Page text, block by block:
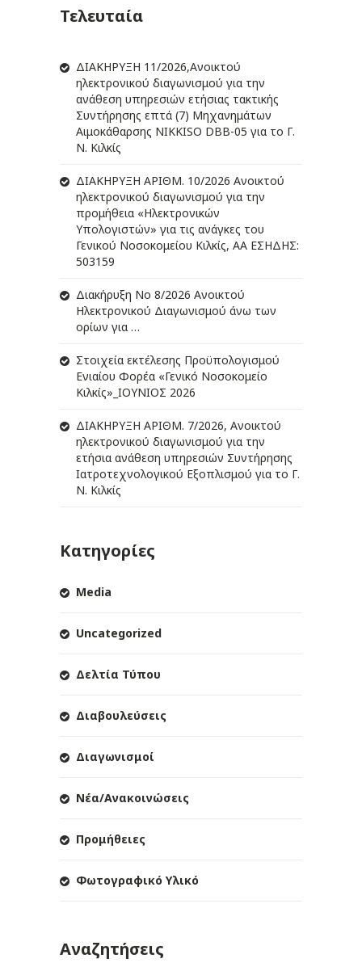
Τελευταία
ΔIΑΚΗΡΥΞΗ 11/2026,Ανοικτού
ηλεκτρονικού διαγωνισμού για την
ανάθεση υπηρεσιών ετήσιας τακτικής
Συντήρησης επτά (7) Μηχανημάτων
Αιμοκάθαρσης NIKKISO DBB-05 για το Γ.
Ν. Κιλκίς
ΔIΑΚΗΡΥΞΗ ΑΡIΘΜ. 10/2026 Ανοικτού
ηλεκτρονικού διαγωνισμού για την
προμήθεια «Ηλεκτρονικών
Υπολογιστών» για τις ανάγκες του
Γενικού Νοσοκομείου Κιλκίς, ΑΑ ΕΣΗΔΗΣ:
503159
Διακήρυξη Νο 8/2026 Ανοικτού
Ηλεκτρονικού Διαγωνισμού άνω των
ορίων για …
Στοιχεία εκτέλεσης Προϋπολογισμού
Ενιαίου Φορέα «Γενικό Νοσοκομείο
Κιλκίς»_ΙΟΥΝΙΟΣ 2026
ΔIΑΚΗΡΥΞΗ ΑΡIΘΜ. 7/2026, Ανοικτού
ηλεκτρονικού διαγωνισμού για την
ετήσια ανάθεση υπηρεσιών Συντήρησης
Ιατροτεχνολογικού Εξοπλισμού για το Γ.
Ν. Κιλκίς
Κατηγορίες
Media
Uncategorized
Δελτία Τύπου
Διαβουλεύσεις
Διαγωνισμοί
Νέα/Ανακοινώσεις
Προμήθειες
Φωτογραφικό Υλικό
Αναζητήσεις